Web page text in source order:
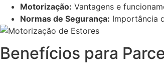
Motorização: Vantagens e
Normas de Segurança: Importância
Benefícios para